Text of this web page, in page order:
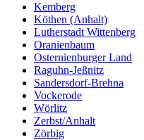
Kemberg
Köthen (Anhalt)
Lutherstadt Wittenberg
Oranienbaum
Osternienburger Land
Raguhn-Jeßnitz
Sandersdorf-Brehna
Vockerode
Wörlitz
Zerbst/Anhalt
Zörbig